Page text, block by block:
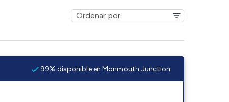
99% disponible en Monmouth Junction